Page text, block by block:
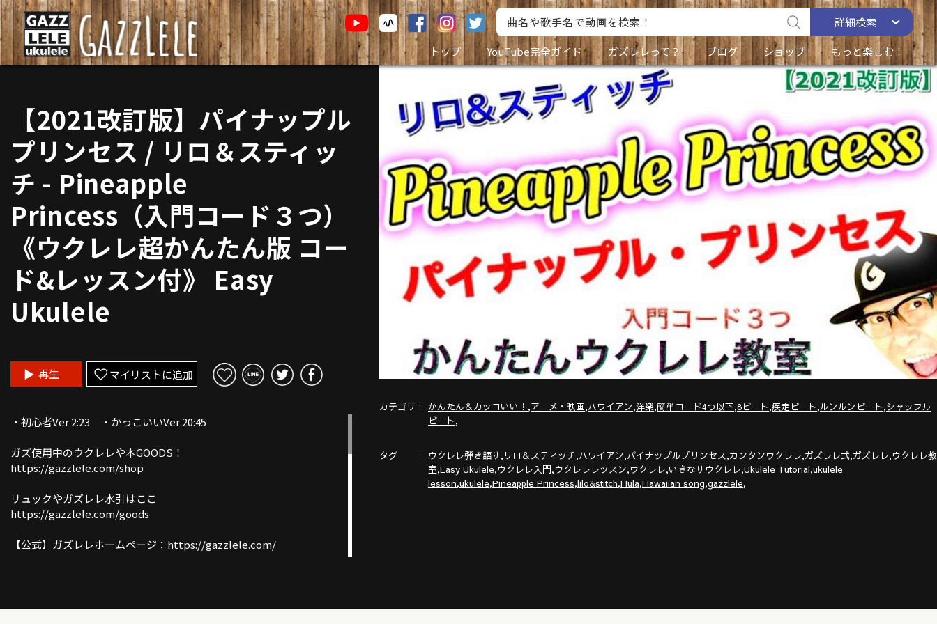
詳細検索
トップ
YouTube完全ガイド ガズレレって？ ブログ ショップ もっと楽しむ！
カテゴリ かんたん＆カッコいい！ ,アニメ・映画,ハワイアン,洋楽,簡単コード4つ以下,8ビート,疾走ビート,ルンルンビート,シャッフル
ビート,
タグ ウクレレ弾き語り , リロ＆スティッチ,ハワイアン,パイナップルプリンセス,カンタンウクレレ,ガズレレ式,ガズレレ,ウクレレ教
室,Easy Ukulele,ウクレレ入門,ウクレレレッスン,ウクレレ,いきなりウクレレ,Ukulele Tutorial,ukulele
lesson,ukulele,Pineapple Princess,lilo&stitch,Hula,Hawaiian song,gazzlele,
【2021改訂版】パイナップル
プリンセス / リロ＆スティッ
チ - Pineapple
Princess（入門コード３つ）
《ウクレレ超かんたん版 コー
ド&レッスン付》 Easy
Ukulele
再生 マイリストに追加
・初心者Ver 2:23 ・かっこいいVer 20:45
ガズ使用中のウクレレや本GOODS！
https://gazzlele.com/shop
リュックやガズレレ水引はここ
https://gazzlele.com/goods
【公式】ガズレレホームページ：https://gazzlele.com/